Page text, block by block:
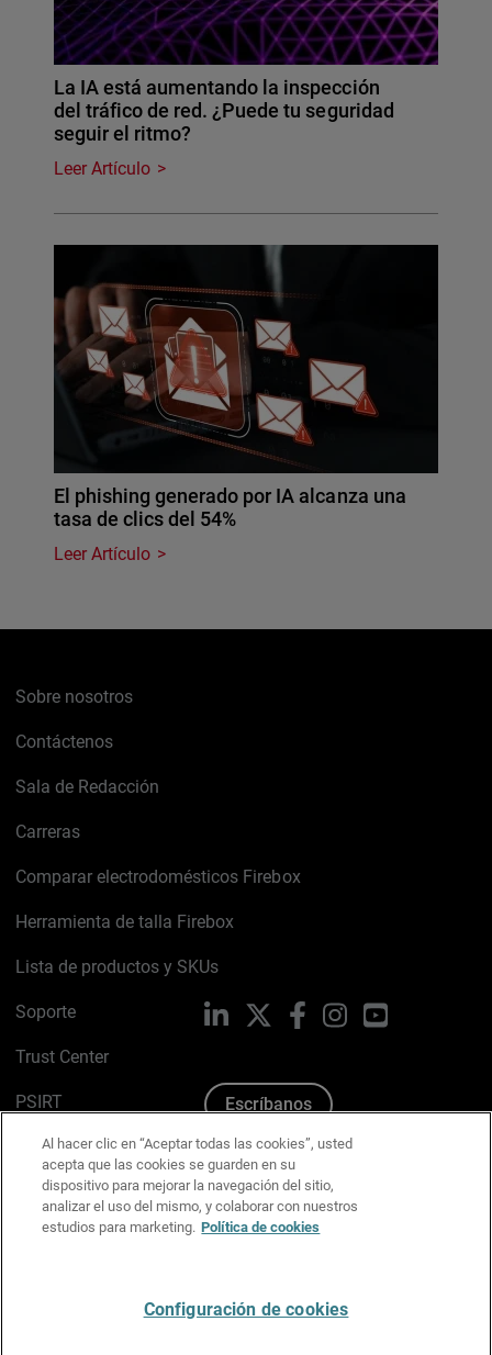
La IA está aumentando la inspección
del tráfico de red. ¿Puede tu seguridad
seguir el ritmo?
Leer Artículo
El phishing generado por IA alcanza una
tasa de clics del 54%
Leer Artículo
Sobre nosotros
Contáctenos
Sala de Redacción
Carreras
Comparar electrodomésticos Firebox
Herramienta de talla Firebox
Lista de productos y SKUs
Soporte
Trust Center
PSIRT
Política de cookies
Política de privacidad
Kit de medios y marca
LinkedIn FacebookInstagramYouTube
Escríbanos
Al hacer clic en “Aceptar todas las cookies”, usted
acepta que las cookies se guarden en su
dispositivo para mejorar la navegación del sitio,
analizar el uso del mismo, y colaborar con nuestros
estudios para marketing. Política de cookies
Configuración de cookies